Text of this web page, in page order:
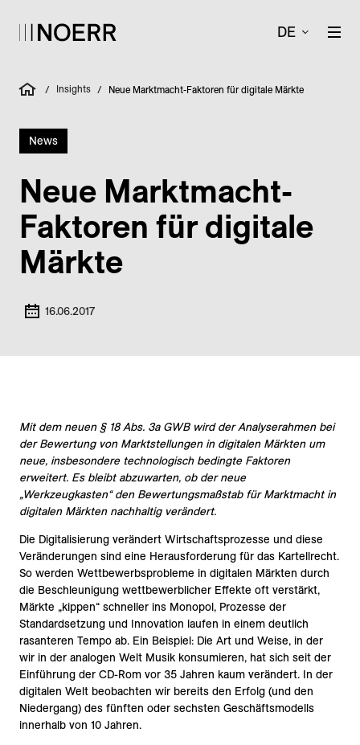
DE
/ Insights / Neue Marktmacht-Faktoren für digitale Märkte
News
Neue Marktmacht-
Faktoren für digitale
Märkte
16.06.2017
Mit dem neuen § 18 Abs. 3a GWB wird der Analyserahmen bei
der Bewertung von Marktstellungen in digitalen Märkten um
neue, insbesondere technologisch bedingte Faktoren
erweitert. Es bleibt abzuwarten, ob der neue
„Werkzeugkasten“ den Bewertungsmaßstab für Marktmacht in
digitalen Märkten nachhaltig verändert.
Die Digitalisierung verändert Wirtschaftsprozesse und diese
Veränderungen sind eine Herausforderung für das Kartellrecht.
So werden Wettbewerbsprobleme in digitalen Märkten durch
die Beschleunigung wettbewerblicher Effekte oft verstärkt,
Märkte „kippen“ schneller ins Monopol, Prozesse der
Standardsetzung und Innovation laufen in einem deutlich
rasanteren Tempo ab. Ein Beispiel: Die Art und Weise, in der
wir in der analogen Welt Musik konsumieren, hat sich seit der
Einführung der CD-Rom vor 35 Jahren kaum verändert. In der
digitalen Welt beobachten wir bereits den Erfolg (und den
Niedergang) des fünften oder sechsten Geschäftsmodells
innerhalb von 10 Jahren.